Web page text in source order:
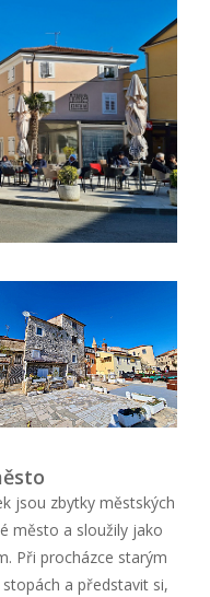
jsou zbytky městských
město a sloužily jako
Při procházce starým
a představit si,